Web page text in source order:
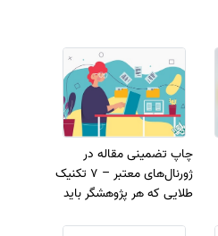
چاپ تضمینی مقاله در
ژورنال‌های معتبر – 7 تکنیک
طلایی که هر پژوهشگر باید